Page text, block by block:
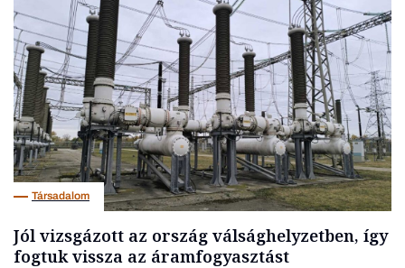
Társadalom
Jól vizsgázott az ország válsághelyzetben, így
fogtuk vissza az áramfogyasztást